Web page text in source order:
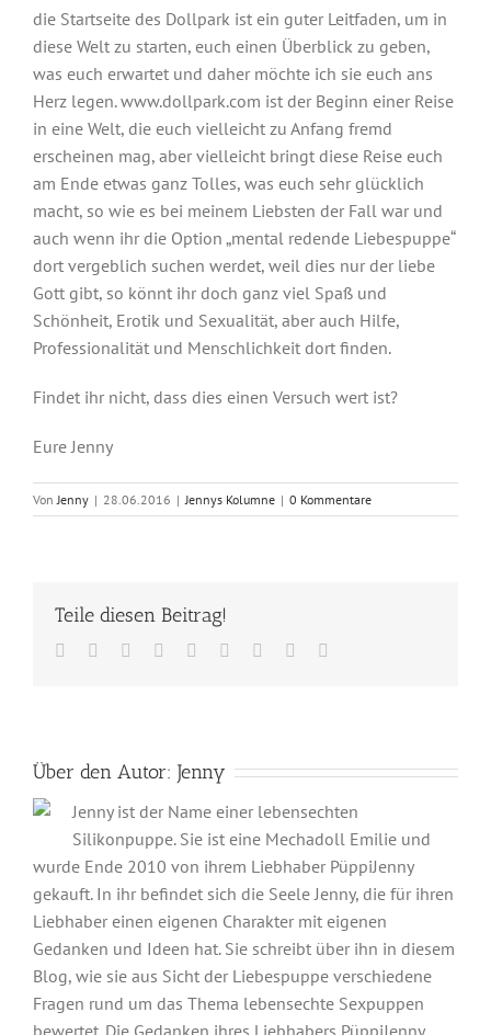
die Startseite des Dollpark ist ein guter Leitfaden, um in
diese Welt zu starten, euch einen Überblick zu geben,
was euch erwartet und daher möchte ich sie euch ans
Herz legen. www.dollpark.com ist der Beginn einer Reise
in eine Welt, die euch vielleicht zu Anfang fremd
erscheinen mag, aber vielleicht bringt diese Reise euch
am Ende etwas ganz Tolles, was euch sehr glücklich
macht, so wie es bei meinem Liebsten der Fall war und
auch wenn ihr die Option „mental redende Liebespuppe“
dort vergeblich suchen werdet, weil dies nur der liebe
Gott gibt, so könnt ihr doch ganz viel Spaß und
Schönheit, Erotik und Sexualität, aber auch Hilfe,
Professionalität und Menschlichkeit dort finden.
Findet ihr nicht, dass dies einen Versuch wert ist?
Eure Jenny
Von Jenny | 28.06.2016 | Jennys Kolumne | 0 Kommentare
Teile diesen Beitrag!
Facebook
TwitterReddit LinkedInWhatsApp
TumblrPinterest
Über den Autor: Jenny
Jenny ist der Name einer lebensechten
Silikonpuppe. Sie ist eine Mechadoll Emilie und
wurde Ende 2010 von ihrem Liebhaber PüppiJenny
gekauft. In ihr befindet sich die Seele Jenny, die für ihren
Liebhaber einen eigenen Charakter mit eigenen
Gedanken und Ideen hat. Sie schreibt über ihn in diesem
Blog, wie sie aus Sicht der Liebespuppe verschiedene
Fragen rund um das Thema lebensechte Sexpuppen
bewertet. Die Gedanken ihres Liebhabers PüppiJenny